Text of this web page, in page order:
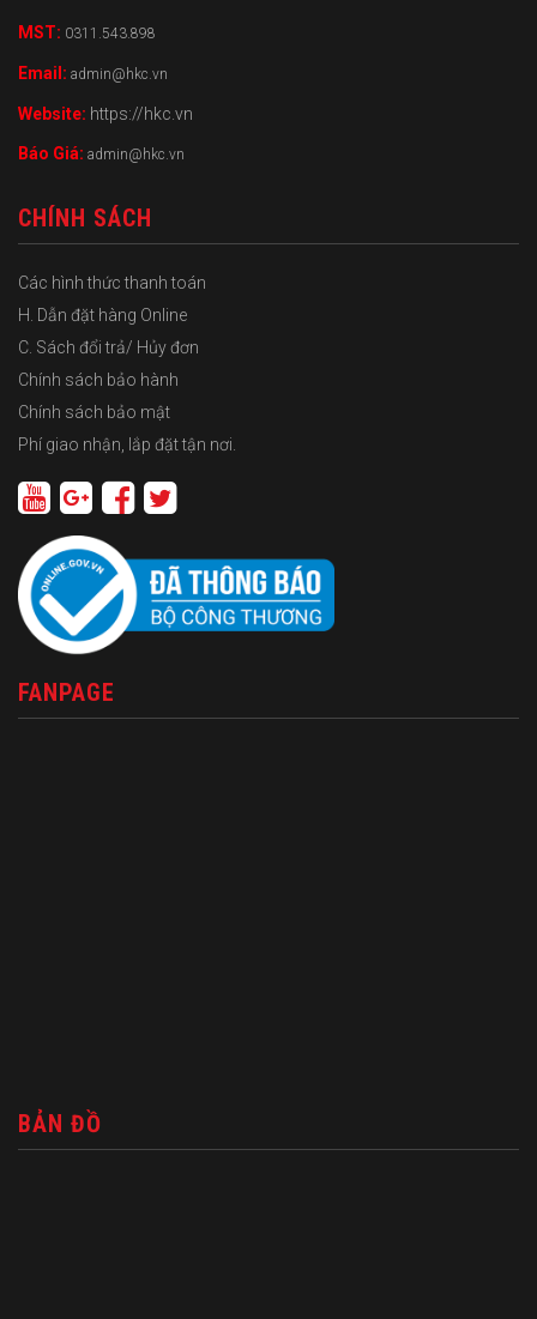
MST: 0311.543.898
Email: admin@hkc.vn
Website: https://hkc.vn
Báo Giá: admin@hkc.vn
CHÍNH SÁCH
Các hình thức thanh toán
H. Dẫn đặt hàng Online
C. Sách đổi trả/ Hủy đơn
Chính sách bảo hành
Chính sách bảo mật
Phí giao nhận, lắp đặt tận nơi.
FANPAGE
BẢN ĐỒ